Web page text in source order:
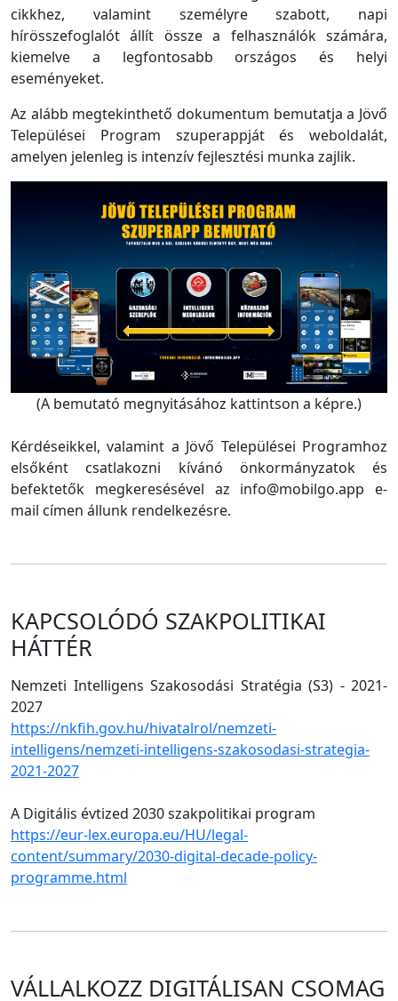
cikkhez, valamint személyre szabott, napi
hírösszefoglalót állít össze a felhasználók számára,
kiemelve a legfontosabb országos és helyi
eseményeket.
Az alább megtekinthető dokumentum bemutatja a Jövő
Települései Program szuperappját és weboldalát,
amelyen jelenleg is intenzív fejlesztési munka zajlik.
(A bemutató megnyitásához kattintson a képre.)
Kérdéseikkel, valamint a Jövő Települései Programhoz
elsőként csatlakozni kívánó önkormányzatok és
befektetők megkeresésével az info@mobilgo.app e-
mail címen állunk rendelkezésre.
KAPCSOLÓDÓ SZAKPOLITIKAI
HÁTTÉR
Nemzeti Intelligens Szakosodási Stratégia (S3) - 2021-
2027
https://nkfih.gov.hu/hivatalrol/nemzeti-
intelligens/nemzeti-intelligens-szakosodasi-strategia-
2021-2027
A Digitális évtized 2030 szakpolitikai program
https://eur-lex.europa.eu/HU/legal-
content/summary/2030-digital-decade-policy-
programme.html
VÁLLALKOZZ DIGITÁLISAN CSOMAG